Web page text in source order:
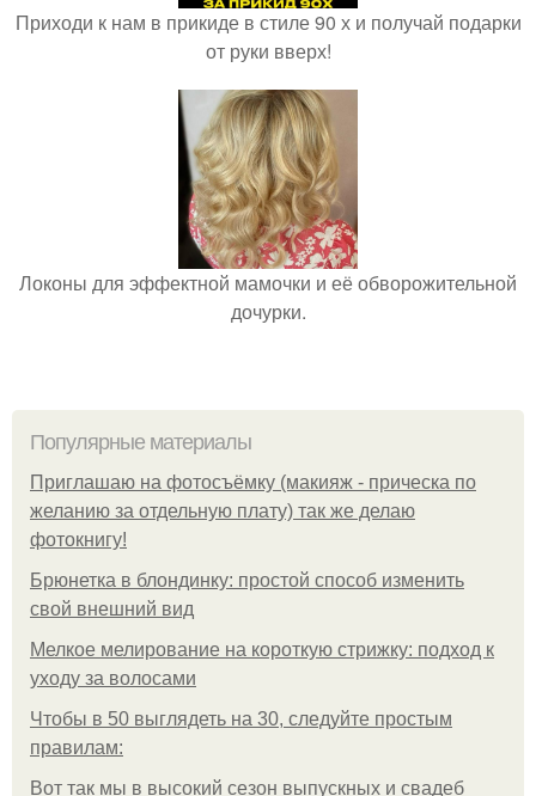
Приходи к нам в прикиде в стиле 90 х и получай подарки
от руки вверх!
Локоны для эффектной мамочки и её обворожительной
дочурки.
Популярные материалы
Приглашаю на фотосъёмку (макияж - прическа по
желанию за отдельную плату) так же делаю
фотокнигу!
Брюнетка в блондинку: простой способ изменить
свой внешний вид
Мелкое мелирование на короткую стрижку: подход к
уходу за волосами
Чтобы в 50 выглядеть на 30, следуйте простым
правилам:
Вот так мы в высокий сезон выпускных и свадеб